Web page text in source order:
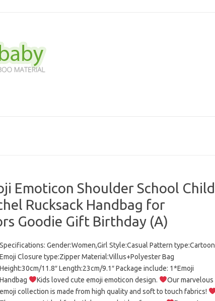
Emoticon Shoulder School Child
Rucksack Handbag for
Goodie Gift Birthday (A)
Specifications: Gender:Women,Girl Style:Casual Pattern type:Cartoon
Emoji Closure type:Zipper Material:Villus+Polyester Bag
Height:30cm/11.8″ Length:23cm/9.1″ Package include: 1*Emoji
Handbag
Kids loved cute emoji emoticon design.
Our marvelous
emoji collection is made from high quality and soft to touch fabrics!